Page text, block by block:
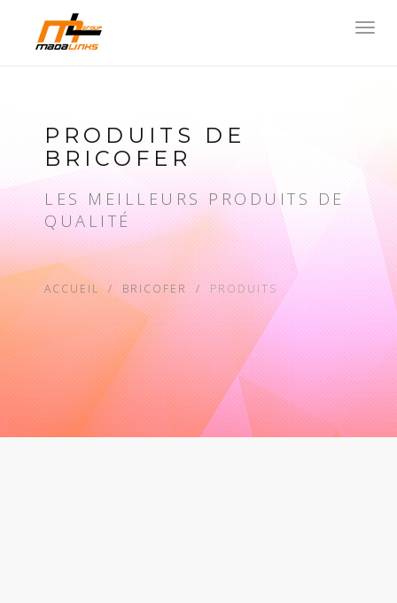
PRODUITS DE
BRICOFER
LES MEILLEURS PRODUITS DE
QUALITÉ
ACCUEIL BRICOFER PRODUITS